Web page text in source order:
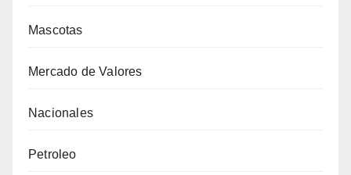
Mascotas
Mercado de Valores
Nacionales
Petroleo